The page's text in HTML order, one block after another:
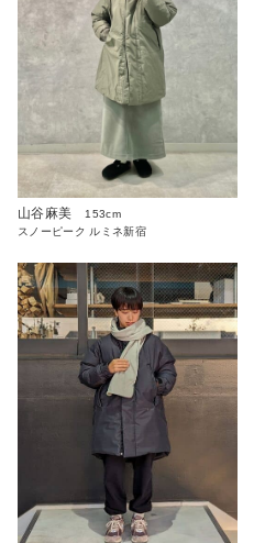
山谷麻美
153cm
スノーピーク ルミネ新宿